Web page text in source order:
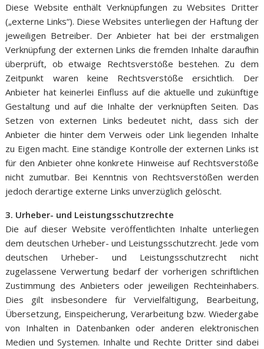
Diese Website enthält Verknüpfungen zu Websites Dritter
(„externe Links“). Diese Websites unterliegen der Haftung der
jeweiligen Betreiber. Der Anbieter hat bei der erstmaligen
Verknüpfung der externen Links die fremden Inhalte daraufhin
überprüft, ob etwaige Rechtsverstöße bestehen. Zu dem
Zeitpunkt waren keine Rechtsverstöße ersichtlich. Der
Anbieter hat keinerlei Einfluss auf die aktuelle und zukünftige
Gestaltung und auf die Inhalte der verknüpften Seiten. Das
Setzen von externen Links bedeutet nicht, dass sich der
Anbieter die hinter dem Verweis oder Link liegenden Inhalte
zu Eigen macht. Eine ständige Kontrolle der externen Links ist
für den Anbieter ohne konkrete Hinweise auf Rechtsverstöße
nicht zumutbar. Bei Kenntnis von Rechtsverstößen werden
jedoch derartige externe Links unverzüglich gelöscht.
3. Urheber- und Leistungsschutzrechte
Die auf dieser Website veröffentlichten Inhalte unterliegen
dem deutschen Urheber- und Leistungsschutzrecht. Jede vom
deutschen Urheber- und Leistungsschutzrecht nicht
zugelassene Verwertung bedarf der vorherigen schriftlichen
Zustimmung des Anbieters oder jeweiligen Rechteinhabers.
Dies gilt insbesondere für Vervielfältigung, Bearbeitung,
Übersetzung, Einspeicherung, Verarbeitung bzw. Wiedergabe
von Inhalten in Datenbanken oder anderen elektronischen
Medien und Systemen. Inhalte und Rechte Dritter sind dabei